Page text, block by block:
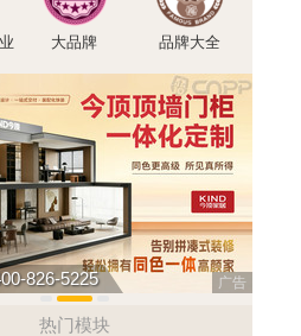
大品牌 品牌大全
窗帘 4008-2614-88 广告
热门模块